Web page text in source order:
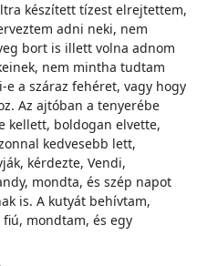
készített tízest elrejtettem,
adni neki, nem
bort is illett volna adnom
nem mintha tudtam
a száraz fehéret, vagy hogy
Az ajtóban a tenyerébe
kellett, boldogan elvette,
kedvesebb lett,
kérdezte, Vendi,
mondta, és szép napot
is. A kutyát behívtam,
mondtam, és egy